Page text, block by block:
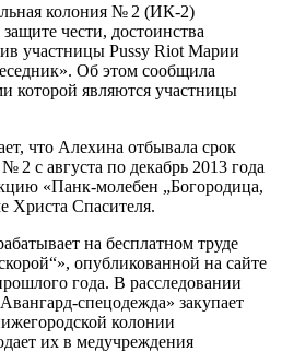
колония № 2 (ИК-2)
чести, достоинства
участницы Pussy Riot Марии
Об этом сообщила
которой являются участницы
что Алехина отбывала срок
2 с августа по декабрь 2013 года
«Панк-молебен „Богородица,
Христа Спасителя.
на бесплатном труде
опубликованной на сайте
года. В расследовании
спецодежда» закупает
колонии
их в медучреждения